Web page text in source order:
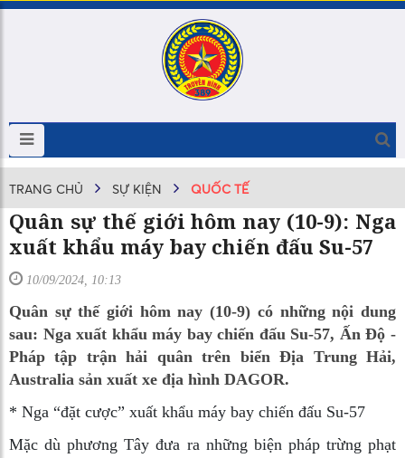
TRANG CHỦ SỰ KIỆN QUỐC TẾ
Quân sự thế giới hôm nay (10-9): Nga
xuất khẩu máy bay chiến đấu Su-57
10/09/2024, 10:13
Quân sự thế giới hôm nay (10-9) có những nội dung
sau: Nga xuất khẩu máy bay chiến đấu Su-57, Ấn Độ -
Pháp tập trận hải quân trên biển Địa Trung Hải,
Australia sản xuất xe địa hình DAGOR.
* Nga “đặt cược” xuất khẩu máy bay chiến đấu Su-57
Mặc dù phương Tây đưa ra những biện pháp trừng phạt